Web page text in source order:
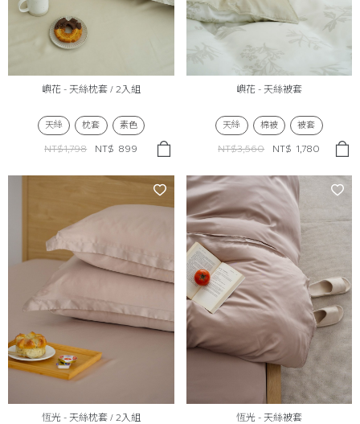
嶼花 - 天絲枕套 / 2入組
天絲 枕套 素色
NT$1,798 NT$ 899
嶼花 - 天絲被套
天絲 棉被 被套
NT$3,560 NT$ 1,780
恆光 - 天絲枕套 / 2入組 恆光 - 天絲被套